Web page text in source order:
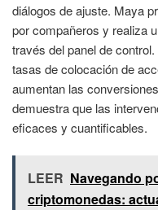
diálogos de ajuste. Maya
por compañeros y realiza
través del panel de
tasas de colocación de
aumentan las
demuestra que las
eficaces y cuantificables.
LEER Navegando
criptomonedas: